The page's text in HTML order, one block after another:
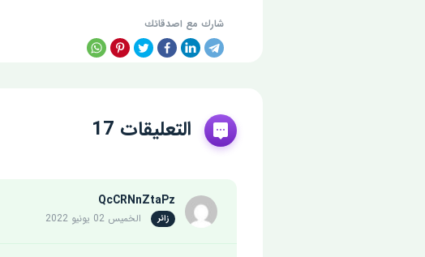
شارك مع اصدقائك
التعليقات 17
QcCRNnZtaPz
زائر الخميس 02 يونيو 2022